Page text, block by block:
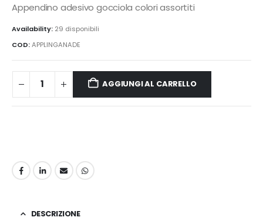
Appendino adesivo gocciola colori assortiti
Availability: 29 disponibili
COD:APPLINGANADE
AGGIUNGI AL CARRELLO
DESCRIZIONE